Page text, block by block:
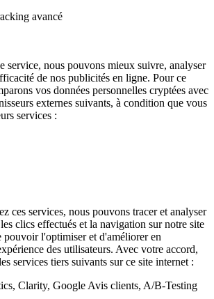
avancé
service, nous pouvons mieux suivre, analyser
de nos publicités en ligne. Pour ce
vos données personnelles cryptées avec
externes suivants, à condition que vous
services :
ces services, nous pouvons tracer et analyser
clics effectués et la navigation sur notre site
pouvoir l'optimiser et d'améliorer en
des utilisateurs. Avec votre accord,
services tiers suivants sur ce site internet :
Clarity, Google Avis clients, A/B-Testing